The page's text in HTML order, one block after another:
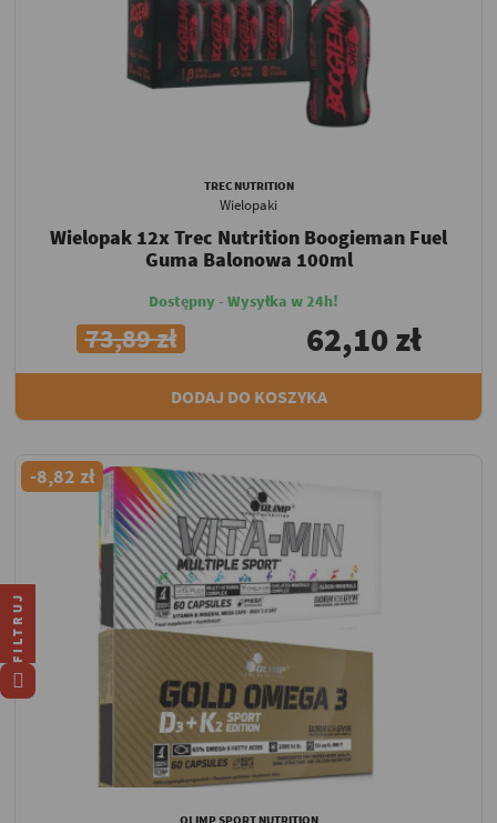
TREC NUTRITION
Wielopaki
Wielopak 12x Trec Nutrition Boogieman Fuel
Guma Balonowa 100ml
Dostępny - Wysyłka w 24h!
73,89 zł 62,10 zł
DODAJ DO KOSZYKA
-8,82 zł
OLIMP SPORT NUTRITION
FILTRUJ